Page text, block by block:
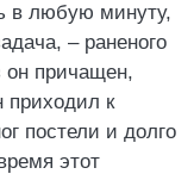
в любую минуту,
– раненого
он причащен,
приходил к
постели и долго
этот